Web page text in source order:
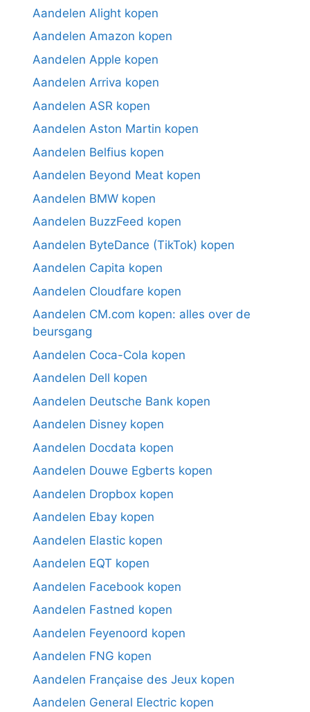
Aandelen Alight kopen
Aandelen Amazon kopen
Aandelen Apple kopen
Aandelen Arriva kopen
Aandelen ASR kopen
Aandelen Aston Martin kopen
Aandelen Belfius kopen
Aandelen Beyond Meat kopen
Aandelen BMW kopen
Aandelen BuzzFeed kopen
Aandelen ByteDance (TikTok) kopen
Aandelen Capita kopen
Aandelen Cloudfare kopen
Aandelen CM.com kopen: alles over de
beursgang
Aandelen Coca-Cola kopen
Aandelen Dell kopen
Aandelen Deutsche Bank kopen
Aandelen Disney kopen
Aandelen Docdata kopen
Aandelen Douwe Egberts kopen
Aandelen Dropbox kopen
Aandelen Ebay kopen
Aandelen Elastic kopen
Aandelen EQT kopen
Aandelen Facebook kopen
Aandelen Fastned kopen
Aandelen Feyenoord kopen
Aandelen FNG kopen
Aandelen Française des Jeux kopen
Aandelen General Electric kopen